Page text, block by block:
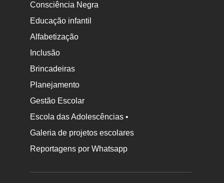
Consciência Negra
Educação infantil
Alfabetização
Inclusão
Brincadeiras
Planejamento
Gestão Escolar
Escola das Adolescências •
Galeria de projetos escolares
Reportagens por Whatsapp